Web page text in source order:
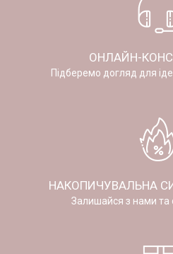
ОНЛАЙН-
Підберемо догляд для
НАКОПИЧУВАЛЬНА
Залишайся з нами та